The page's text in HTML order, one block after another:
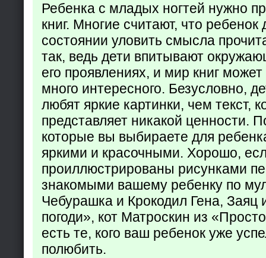
Ребенка с младых ногтей нужно
книг. Многие считают, что ребенок
состоянии уловить смысла
так, ведь дети впитывают
его проявлениях, и мир книг
много интересного. Безусловно,
любят яркие картинки, чем текст,
представляет никакой ценности.
которые вы выбираете для
яркими и красочными. Хорошо,
проиллюстрированы рисунками
знакомыми вашему ребенку по
Чебурашка и Крокодил Гена, Заяц
погоди», кот Матроскин из
есть те, кого ваш ребенок уже
полюбить.